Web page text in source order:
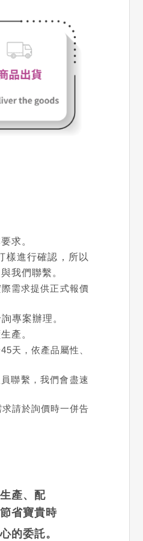
求。
樣進行確認，所以
我們聯繫。
際需求提供正式報價
專案辦理。
產。
天，依產品屬性、
聯繫，我們會盡速
請於詢價時一併告
產、配
省寶貴時
的委託。